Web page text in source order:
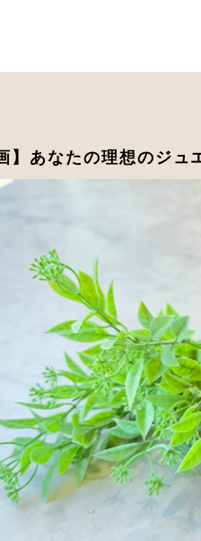
】あなたの理想のジュ